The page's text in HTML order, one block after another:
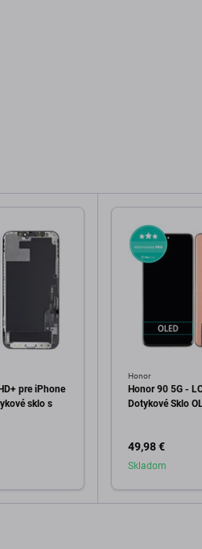
pre iPhone
sklo s
Honor
Honor 90 5G -
Dotykové Sklo
49,98 €
Skladom